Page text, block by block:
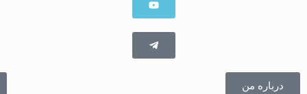
درباره من